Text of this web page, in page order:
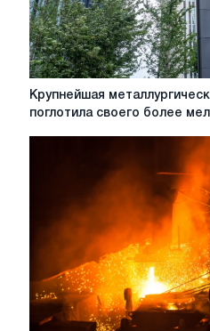
Крупнейшая
металлургическая
мелкого
конкурента
Крупнейшая
поглотила своего более